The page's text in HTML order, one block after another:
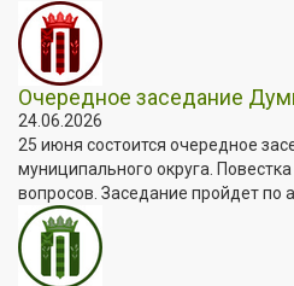
Очередное заседание
24.06.2026
25 июня состоится очередное
муниципального округа.
вопросов. Заседание пройдет по